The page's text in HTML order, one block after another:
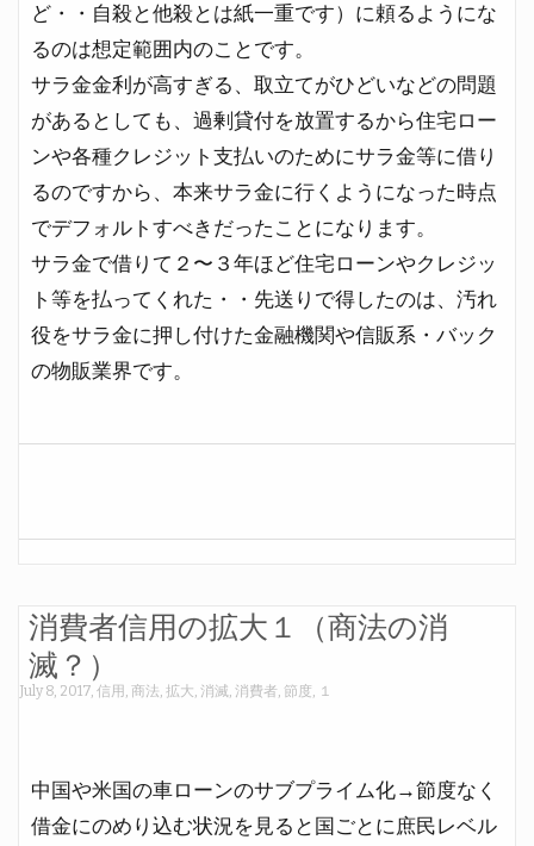
ど・・自殺と他殺とは紙一重です）に頼るようにな
るのは想定範囲内のことです。
サラ金金利が高すぎる、取立てがひどいなどの問題
があるとしても、過剰貸付を放置するから住宅ロー
ンや各種クレジット支払いのためにサラ金等に借り
るのですから、本来サラ金に行くようになった時点
でデフォルトすべきだったことになります。
サラ金で借りて２〜３年ほど住宅ローンやクレジッ
ト等を払ってくれた・・先送りで得したのは、汚れ
役をサラ金に押し付けた金融機関や信販系・バック
の物販業界です。
消費者信用の拡大１（商法の消
滅？）
July 8, 2017, 信用 , 商法, 拡大, 消滅, 消費者, 節度, １
中国や米国の車ローンのサブプライム化→節度なく
借金にのめり込む状況を見ると国ごとに庶民レベル